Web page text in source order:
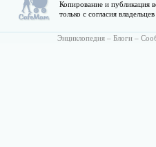
Копирование и публикация
только с согласия владельцев
Энциклопедия – Блоги –